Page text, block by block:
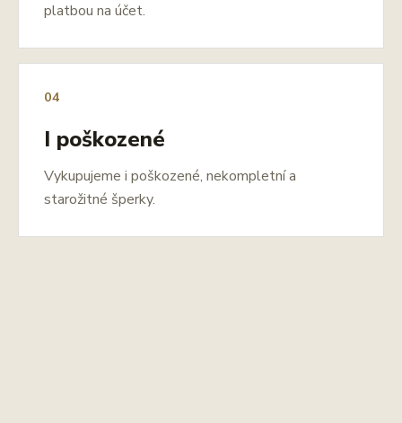
platbou na účet.
04
I poškozené
Vykupujeme i poškozené, nekompletní a
starožitné šperky.